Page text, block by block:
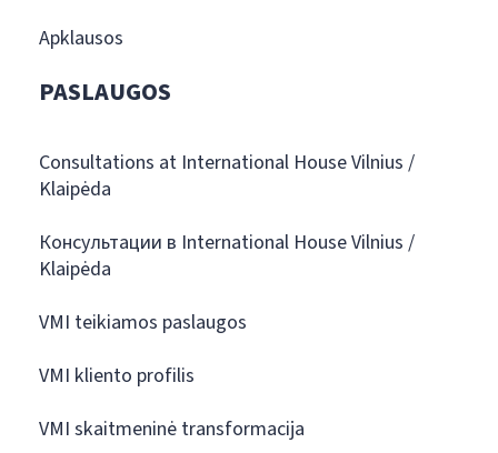
Apklausos
PASLAUGOS
Consultations at International House Vilnius /
Klaipėda
Консультации в International House Vilnius /
Klaipėda
VMI teikiamos paslaugos
VMI kliento profilis
VMI skaitmeninė transformacija